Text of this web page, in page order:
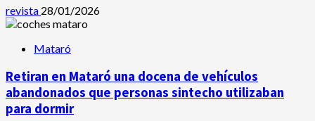
revista 28/01/2026
Mataró
Retiran en Mataró una docena de vehículos
abandonados que personas sintecho utilizaban
para dormir